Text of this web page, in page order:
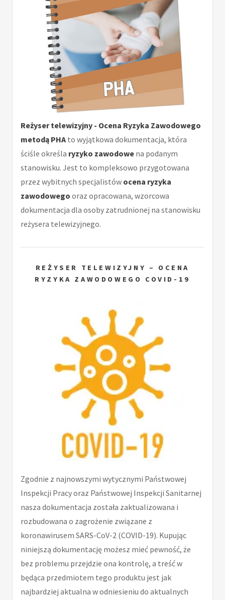
Reżyser telewizyjny - Ocena Ryzyka Zawodowego
metodą PHA to wyjątkowa dokumentacja, która
ściśle określa ryzyko zawodowe na podanym
stanowisku. Jest to kompleksowo przygotowana
przez wybitnych specjalistów ocena ryzyka
zawodowego oraz opracowana, wzorcowa
dokumentacja dla osoby zatrudnionej na stanowisku
reżysera telewizyjnego.
REŻYSER TELEWIZYJNY – OCENA
RYZYKA ZAWODOWEGO COVID-19
Zgodnie z najnowszymi wytycznymi Państwowej
Inspekcji Pracy oraz Państwowej Inspekcji Sanitarnej
nasza dokumentacja została zaktualizowana i
rozbudowana o zagrożenie związane z
koronawirusem SARS-CoV-2 (COVID-19). Kupując
niniejszą dokumentację możesz mieć pewność, że
bez problemu przejdzie ona kontrolę, a treść w
będąca przedmiotem tego produktu jest jak
najbardziej aktualna w odniesieniu do aktualnych